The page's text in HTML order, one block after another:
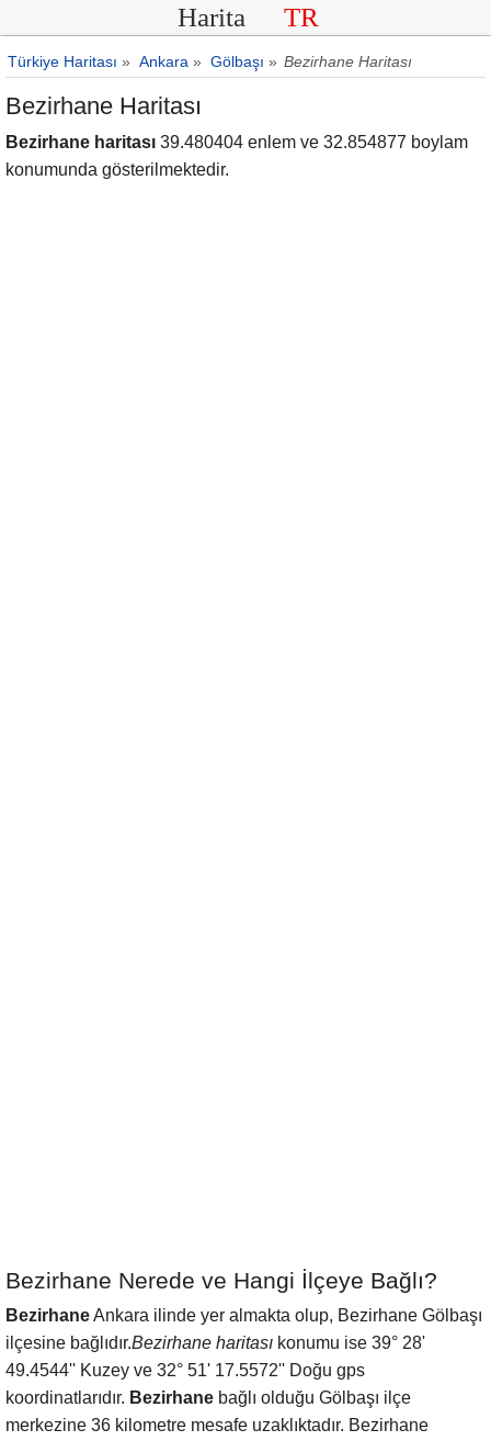
Harita TR
Türkiye Haritası » Ankara » Gölbaşı » Bezirhane Haritası
Bezirhane Haritası
Bezirhane haritası 39.480404 enlem ve 32.854877 boylam
konumunda gösterilmektedir.
Bezirhane Nerede ve Hangi İlçeye Bağlı?
BezirhaneAnkara ilinde yer almakta olup, Bezirhane Gölbaşı
ilçesine bağlıdır.Bezirhane haritası konumu ise 39° 28'
49.4544'' Kuzey ve 32° 51' 17.5572'' Doğu gps
koordinatlarıdır. Bezirhane bağlı olduğu Gölbaşı ilçe
merkezine 36 kilometre mesafe uzaklıktadır. Bezirhane